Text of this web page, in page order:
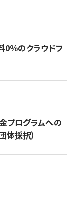
0％のクラウドフ
プログラムへの
体採択）